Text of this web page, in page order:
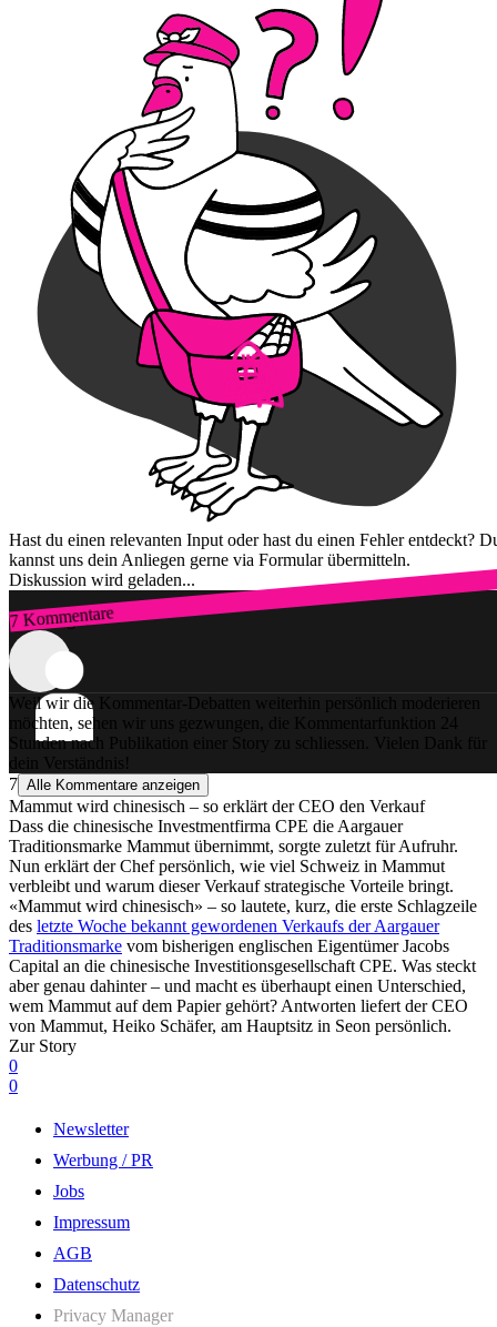
Hast du einen relevanten Input oder hast du einen Fehler entdeckt?
kannst uns dein Anliegen gerne via Formular übermitteln.
Diskussion wird geladen...
7 Kommentare
Zum Login
Weil wir die Kommentar-Debatten weiterhin persönlich moderieren
möchten, sehen wir uns gezwungen, die Kommentarfunktion 24
Stunden nach Publikation einer Story zu schliessen. Vielen Dank für
dein Verständnis!
7 Alle Kommentare anzeigen
Mammut wird chinesisch – so erklärt der CEO den Verkauf
Dass die chinesische Investmentfirma CPE die Aargauer
Traditionsmarke Mammut übernimmt, sorgte zuletzt für Aufruhr.
Nun erklärt der Chef persönlich, wie viel Schweiz in Mammut
verbleibt und warum dieser Verkauf strategische Vorteile bringt.
«Mammut wird chinesisch» – so lautete, kurz, die erste Schlagzeile
des letzte Woche bekannt gewordenen Verkaufs der Aargauer
Traditionsmarke vom bisherigen englischen Eigentümer Jacobs
Capital an die chinesische Investitionsgesellschaft CPE. Was steckt
aber genau dahinter – und macht es überhaupt einen Unterschied,
wem Mammut auf dem Papier gehört? Antworten liefert der CEO
von Mammut, Heiko Schäfer, am Hauptsitz in Seon persönlich.
Zur Story
0
0
Newsletter
Werbung / PR
Jobs
Impressum
AGB
Datenschutz
Privacy Manager